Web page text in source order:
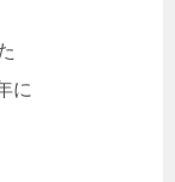
に